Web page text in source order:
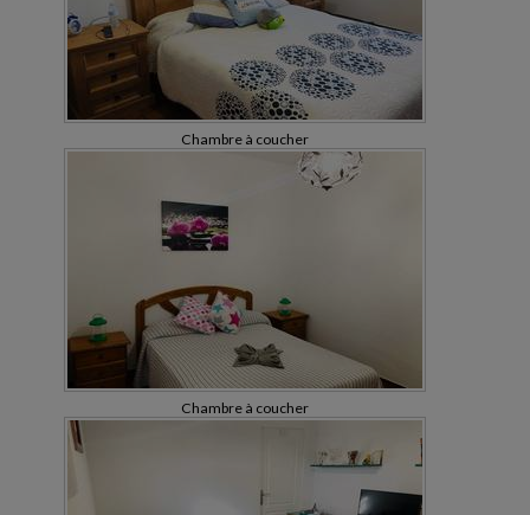
Chambre à coucher
Chambre à coucher